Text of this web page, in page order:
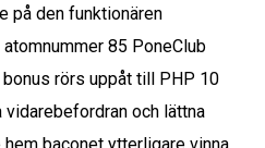
på den funktionären
85 PoneClub
rörs uppåt till PHP 10
och lättna